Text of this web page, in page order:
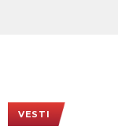
VESTI